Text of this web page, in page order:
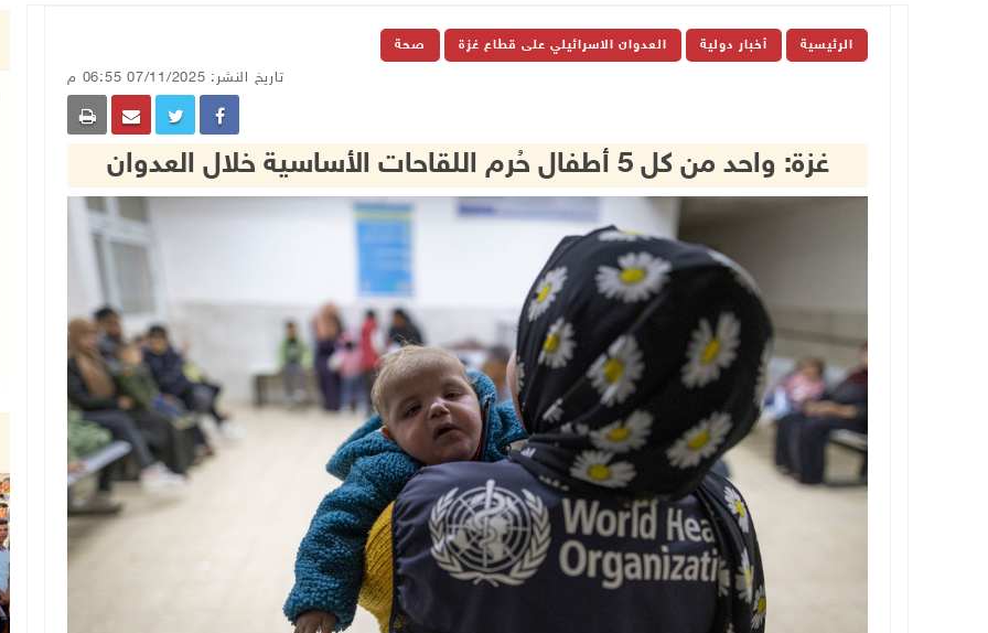
الرئيسية أخبار دولية العدوان الاسرائيلي على قطاع غزة صحة
تاريخ النشر: 07/11/2025 06:55 م
غزة: واحد من كل 5 أطفال حُرم اللقاحات الأساسية خلال العدوان